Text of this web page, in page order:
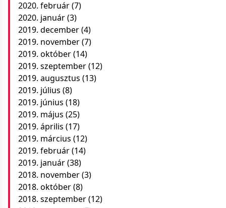
2020. február(7)
2020. január(3)
2019. december(4)
2019. november(7)
2019. október(14)
2019. szeptember(12)
2019. augusztus (13)
2019. július (8)
2019. június (18)
2019. május (25)
2019. április (17)
2019. március (12)
2019. február(14)
2019. január(38)
2018. november(3)
2018. október(8)
2018. szeptember(12)